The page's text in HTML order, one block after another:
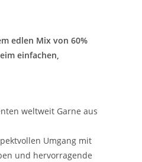
edlen Mix von 60%
einfachen,
weltweit Garne aus
Umgang mit
und hervorragende